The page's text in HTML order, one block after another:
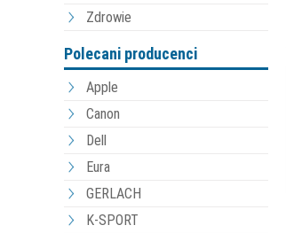
Zdrowie
Polecani producenci
Apple
Canon
Dell
Eura
GERLACH
K-SPORT